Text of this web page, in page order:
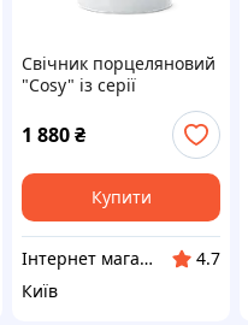
Свічник порцеляновий
"Cosy" із серії
емоційного посуду від
німецького бренду
Tassen
1 880₴
Купити
Інтернет магазин "Grifons"
4.7
Київ